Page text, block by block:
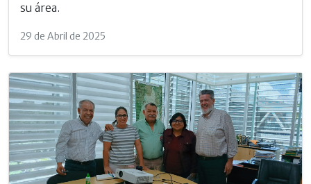
su área.
29 de Abril de 2025